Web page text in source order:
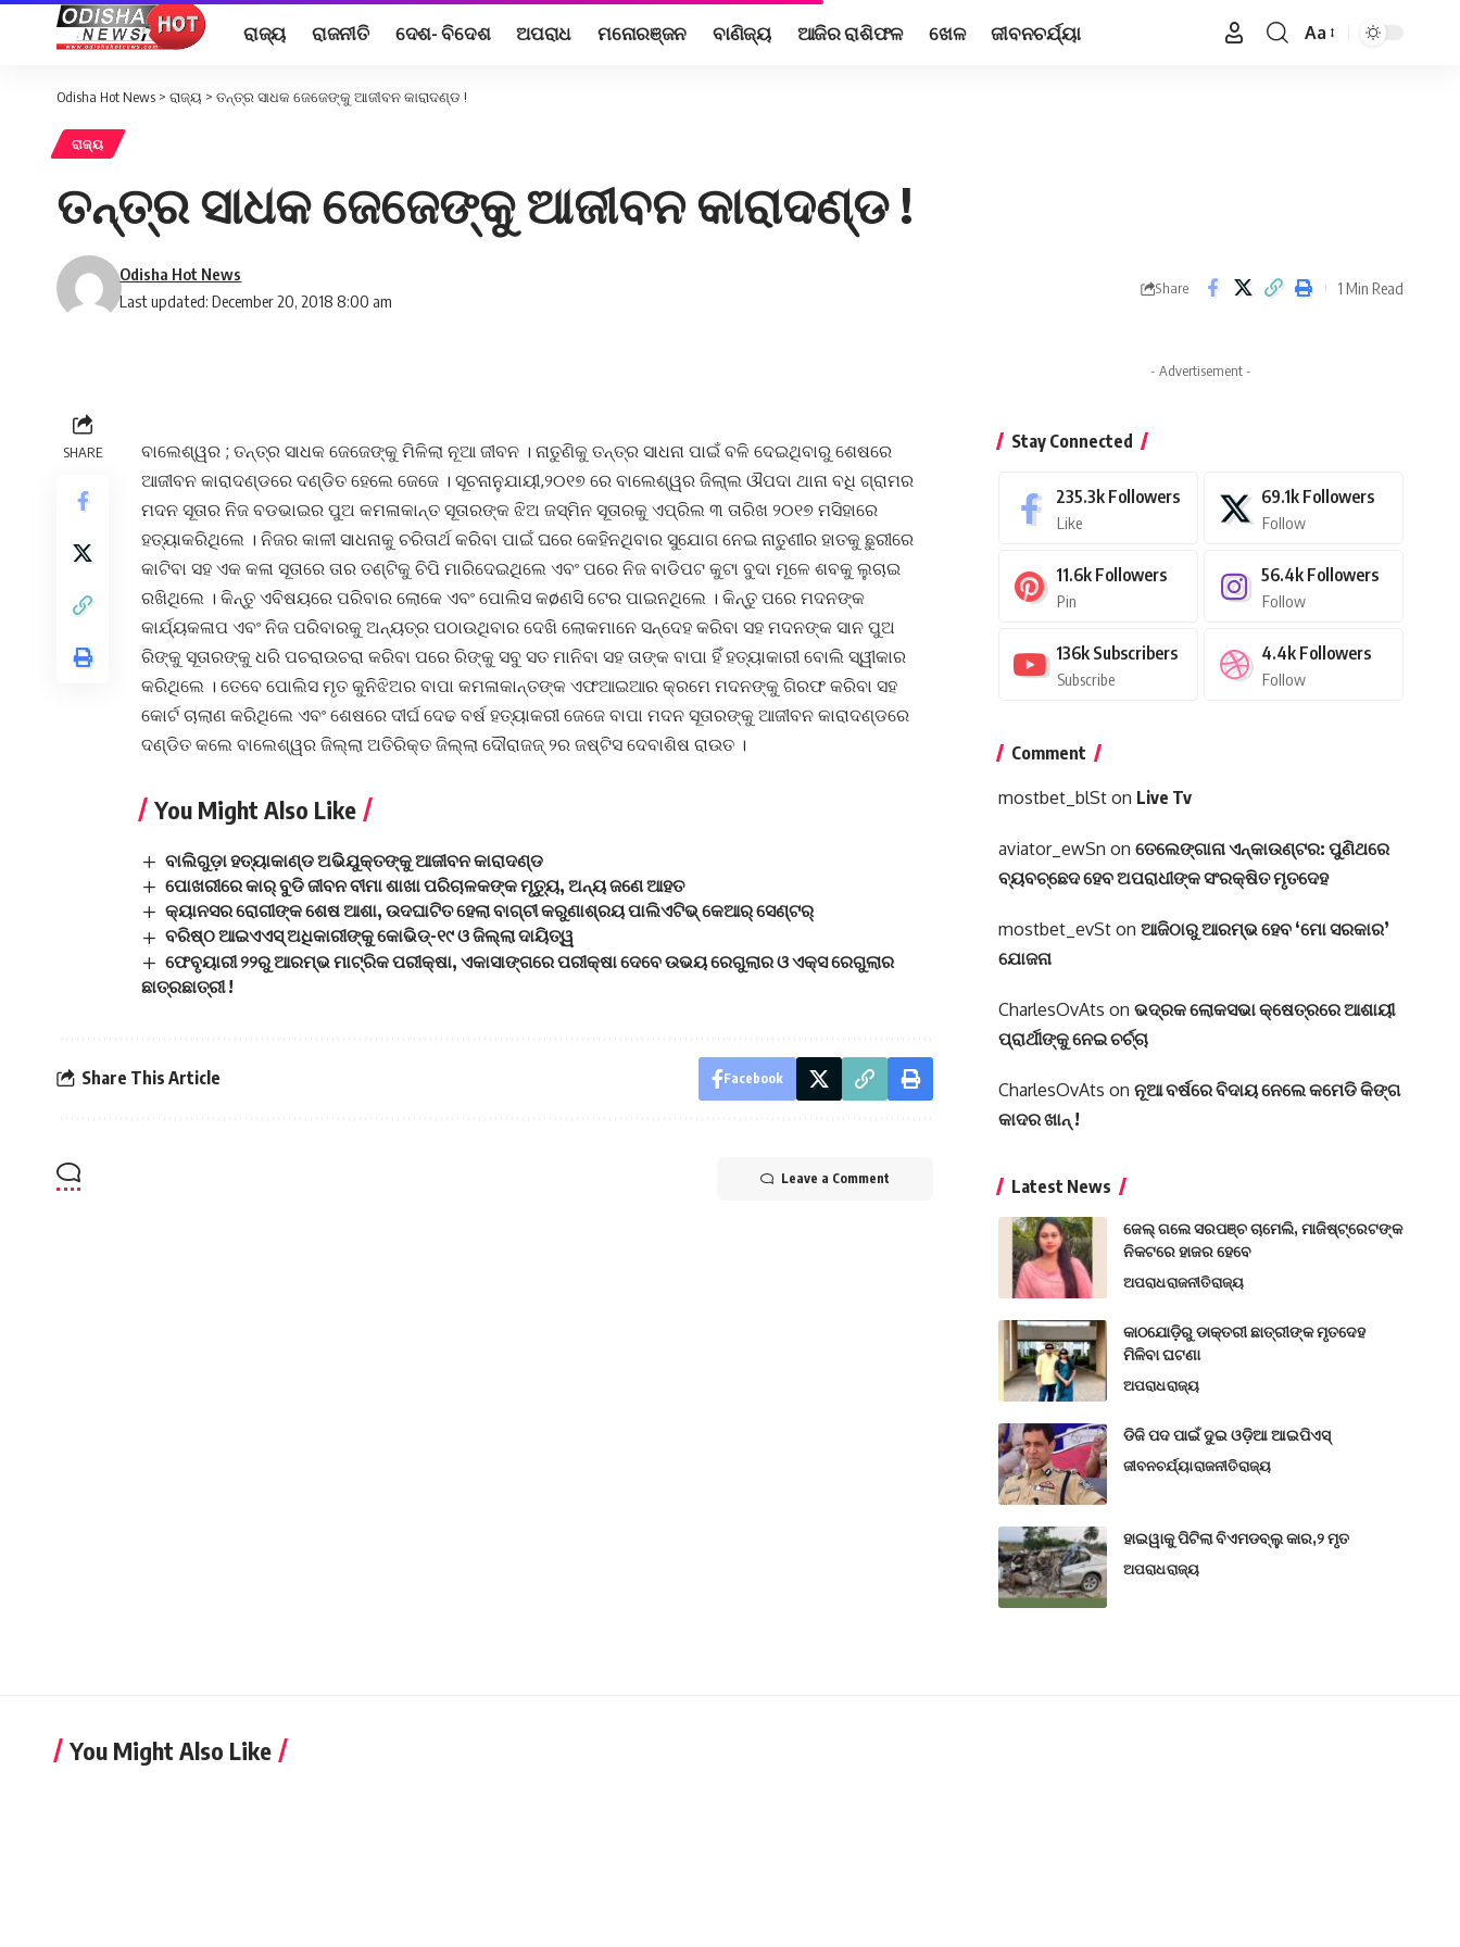
ରାଜ୍ୟ ରାଜନୀତି ଦେଶ- ବିଦେଶ ଅପରାଧ ମନୋରଞ୍ଜନ ବାଣିଜ୍ୟ ଆଜିର ରାଶିଫଳ ଖେଳ ଜୀବନଚର୍ଯ୍ୟା
Font
Aa
Odisha Hot News > ରାଜ୍ୟ > ତନ୍ତ୍ର ସାଧକ ଜେଜେଙ୍କୁ ଆଜୀବନ କାରାଦଣ୍ଡ !
ରାଜ୍ୟ
ତନ୍ତ୍ର ସାଧକ ଜେଜେଙ୍କୁ ଆଜୀବନ କାରାଦଣ୍ଡ !
Last updated: December 20, 2018 8:00 am
Odisha Hot News
Share 1 Min Read
SHARE
ବାଲେଶ୍ୱର ; ତନ୍ତ୍ର ସାଧକ ଜେଜେଙ୍କୁ ମିଳିଲା ନୂଆ ଜୀବନ । ନାତୁଣିକୁ ତନ୍ତ୍ର ସାଧନା ପାଇଁ ବଳି ଦେଇଥିବାରୁ ଶେଷରେ
ଆଜୀବନ କାରାଦଣ୍ଡରେ ଦଣ୍ଡିତ ହେଲେ ଜେଜେ । ସୂଚନାନୁଯାୟୀ,୨୦୧୭ ରେ ବାଲେଶ୍ୱର ଜିଲା୍ଲ ଔପଦା ଥାନା ବଧି ଗ୍ରାମର
ମଦନ ସୂତାର ନିଜ ବଡଭାଇର ପୁଅ କମଳାକାନ୍ତ ସୂତାରଙ୍କ ଝିଅ ଜସ୍ମିନ ସୂତାରକୁ ଏପ୍ରିଲ ୩ ତାରିଖ ୨୦୧୭ ମସିହାରେ
ହତ୍ୟାକରିଥିଲେ । ନିଜର କାଳୀ ସାଧନାକୁ ଚରିତାର୍ଥ କରିବା ପାଇଁ ଘରେ କେହିନଥିବାର ସୁଯୋଗ ନେଇ ନାତୁଣୀର ହାତକୁ ଛୁରୀରେ
କାଟିବା ସହ ଏକ କଳା ସୂତାରେ ତାର ତଣ୍ଟିକୁ ଚିପି ମାରିଦେଇଥିଲେ ଏବଂ ପରେ ନିଜ ବାଡିପଟ କୁଟା ବୁଦା ମୂଳେ ଶବକୁ ଲୁଚାଇ
ରଖିଥିଲେ । କିନ୍ତୁ ଏବିଷୟରେ ପରିବାର ଲୋକେ ଏବଂ ପୋଲିସ କøଣସି ଟେର ପାଇନଥିଲେ । କିନ୍ତୁ ପରେ ମଦନଙ୍କ
କାର୍ଯ୍ୟକଳାପ ଏବଂ ନିଜ ପରିବାରକୁ ଅନ୍ୟତ୍ର ପଠାଉଥିବାର ଦେଖି ଲୋକମାନେ ସନ୍ଦେହ କରିବା ସହ ମଦନଙ୍କ ସାନ ପୁଅ
ରିଙ୍କୁ ସୂତାରଙ୍କୁ ଧରି ପଚରାଉଚରା କରିବା ପରେ ରିଙ୍କୁ ସବୁ ସତ ମାନିବା ସହ ତାଙ୍କ ବାପା ହିଁ ହତ୍ୟାକାରୀ ବୋଲି ସ୍ୱୀକାର
କରିଥିଲେ । ତେବେ ପୋଲିସ ମୃତ କୁନିଝିଅର ବାପା କମଳାକାନ୍ତଙ୍କ ଏଫଆଇଆର କ୍ରମେ ମଦନଙ୍କୁ ଗିରଫ କରିବା ସହ
କୋର୍ଟ ଚାଲାଣ କରିଥିଲେ ଏବଂ ଶେଷରେ ଦୀର୍ଘ ଦେଢ ବର୍ଷ ହତ୍ୟାକରୀ ଜେଜେ ବାପା ମଦନ ସୂତାରଙ୍କୁ ଆଜୀବନ କାରାଦଣ୍ଡରେ
ଦଣ୍ଡିତ କଲେ ବାଲେଶ୍ୱର ଜିଲ୍ଲା ଅତିରିକ୍ତ ଜିଲ୍ଲା ଦୌରାଜଜ୍ ୨ର ଜଷ୍ଟିସ ଦେବାଶିଷ ରାଉତ ।
You Might Also Like
ବାଲିଗୁଡ଼ା ହତ୍ୟାକାଣ୍ଡ ଅଭିଯୁକ୍ତଙ୍କୁ ଆଜୀବନ କାରାଦଣ୍ଡ
ପୋଖରୀରେ କାର୍ ବୁଡି ଜୀବନ ବୀମା ଶାଖା ପରିଚାଳକଙ୍କ ମୃତ୍ୟୁ, ଅନ୍ୟ ଜଣେ ଆହତ
କ୍ୟାନସର ରୋଗୀଙ୍କ ଶେଷ ଆଶା, ଉଦଘାଟିତ ହେଲା ବାଗ୍‍ଚୀ କରୁଣାଶ୍ରୟ ପାଲିଏଟିଭ୍ କେଆର୍ ସେଣ୍ଟର୍
ବରିଷ୍ଠ ଆଇଏଏସ୍ ଅଧିକାରୀଙ୍କୁ କୋଭିଡ୍-୧୯ ଓ ଜିଲ୍ଲା ଦାୟିତ୍ୱ
ଫେବୃୟାରୀ ୨୨ରୁ ଆରମ୍ଭ ମାଟ୍ରିକ ପରୀକ୍ଷା, ଏକାସାଙ୍ଗରେ ପରୀକ୍ଷା ଦେବେ ଉଭୟ ରେଗୁଲାର ଓ ଏକ୍ସ ରେଗୁଲାର
ଛାତ୍ରଛାତ୍ରୀ !
Share This Article Facebook
Leave a Comment
- Advertisement -
Stay Connected
235.3k Followers
Like
69.1k Followers
Follow
11.6k Followers
Pin
56.4k Followers
Follow
136k Subscribers
Subscribe
4.4k Followers
Follow
Comment
mostbet_blSton Live Tv
aviator_ewSn on ତେଲେଙ୍ଗାନା ଏନ୍‌କାଉଣ୍ଟର: ପୁଣିଥରେ
ବ୍ୟବଚ୍ଛେଦ ହେବ ଅପରାଧୀଙ୍କ ସଂରକ୍ଷିତ ମୃତଦେହ
mostbet_evSton ଆଜିଠାରୁ ଆରମ୍ଭ ହେବ ‘ମୋ ସରକାର’
ଯୋଜନା
CharlesOvAts on ଭଦ୍ରକ ଲୋକସଭା କ୍ଷେତ୍ରରେ ଆଶାୟୀ
ପ୍ରାର୍ଥୀଙ୍କୁ ନେଇ ଚର୍ଚ୍ଚା
CharlesOvAts on ନୂଆ ବର୍ଷରେ ବିଦାୟ ନେଲେ କମେଡି କିଙ୍ଗ
କାଦର ଖାନ୍ !
Latest News
ଜେଲ୍ ଗଲେ ସରପଞ୍ଚ ଚାମେଲି, ମାଜିଷ୍ଟ୍ରେଟଙ୍କ
ନିକଟରେ ହାଜର ହେବେ
ଅପରାଧରାଜନୀତିରାଜ୍ୟ
କାଠଯୋଡ଼ିରୁ ଡାକ୍ତରୀ ଛାତ୍ରୀଙ୍କ ମୃତଦେହ
ମିଳିବା ଘଟଣା
ଅପରାଧରାଜ୍ୟ
ଡିଜି ପଦ ପାଇଁ ଦୁଇ ଓଡ଼ିଆ ଆଇପିଏସ୍
ଜୀବନଚର୍ଯ୍ୟାରାଜନୀତିରାଜ୍ୟ
ହାଇୱାକୁ ପିଟିଲା ବିଏମଡବ୍ଲୁ କାର,୨ ମୃତ
ଅପରାଧରାଜ୍ୟ
You Might Also Like